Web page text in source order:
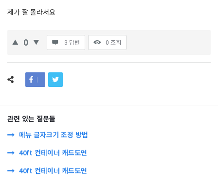
제가 잘 몰라서요
0 3 답변 0 조회
관련 있는 질문들
메뉴 글자크기 조정 방법
40ft 컨테이너 캐드도면
40ft 컨테이너 캐드도면